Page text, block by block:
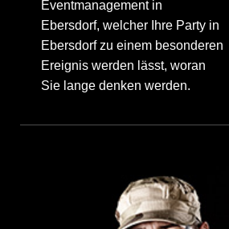
Eventmanagement in
Ebersdorf, welcher Ihre Party in
Ebersdorf zu einem besonderen
Ereignis werden lässt, woran
Sie lange denken werden.